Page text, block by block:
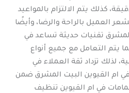
كذلك يتم الالتزام بالمواعيد
العميل بالراحة والرضا، وأيضًا
تقنيات حديثة تساعد في
يتم التعامل مع جميع أنواع
لذلك تزداد ثقة العملاء في
ام القيوين البيت المشرق ضمن
في ام القيوين تنظيف